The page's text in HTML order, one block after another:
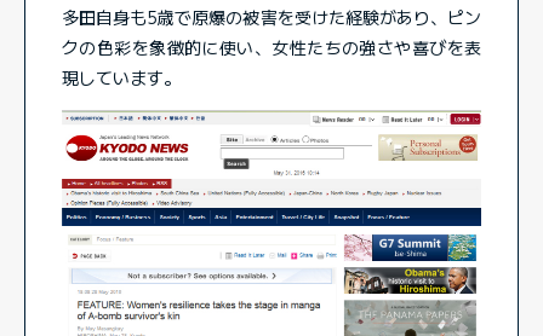
多田自身も5歳で原爆の被害を受けた経験があり、ピン
クの色彩を象徴的に使い、女性たちの強さや喜びを表
現しています。